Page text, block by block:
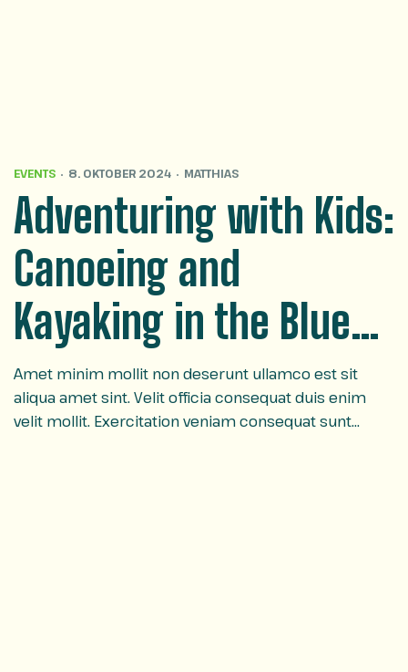
EVENTS 8. OKTOBER 2024 MATTHIAS
Adventuring with Kids:
Canoeing and
Kayaking in the Blue
Ridge Mountains
Amet minim mollit non deserunt ullamco est sit
aliqua amet sint. Velit officia consequat duis enim
velit mollit. Exercitation veniam consequat sunt